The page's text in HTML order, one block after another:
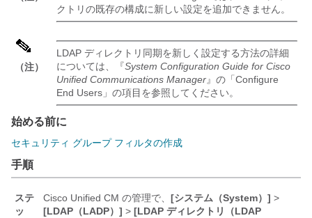
クトリの既存の構成に新しい設定を追加できません。
（注）
LDAP ディレクトリ同期を新しく設定する方法の詳細
については、『System Configuration Guide for Cisco
Unified Communications Manager』の「Configure
End Users」の項目を参照してください。
始める前に
セキュリティ グループ フィルタの作成
手順
ステ
ッ
Cisco Unified CM の管理で、 [システム（System）] >
[LDAP（LADP）] > [LDAP ディレクトリ（LDAP